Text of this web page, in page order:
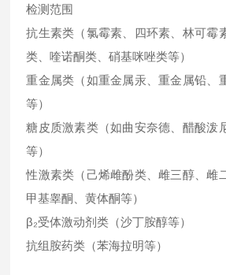
检测范围
抗生素类（氯霉素、四环素、林可霉
类、喹诺酮类、硝基咪唑类等）
重金属类（如重金属汞、重金属铅、
等）
糖皮质激素类（如曲安奈德、醋酸泼
等）
性激素类（己烯雌酚类、雌三醇、雌
甲基睾酮、黄体酮等）
β₂受体激动剂类（沙丁胺醇等）
抗组胺药类（苯海拉明等）